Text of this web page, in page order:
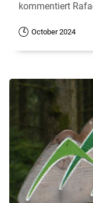
kommentiert
October 2024